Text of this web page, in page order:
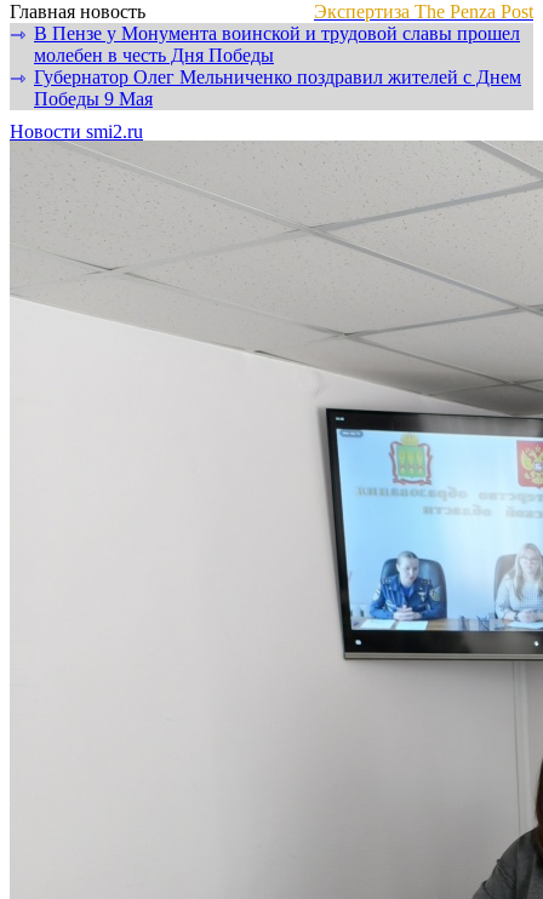
Главная новость
Экспертиза The Penza Post
⇾ В Пензе у Монумента воинской и трудовой славы прошел
молебен в честь Дня Победы
⇾ Губернатор Олег Мельниченко поздравил жителей с Днем
Победы 9 Мая
Новости smi2.ru